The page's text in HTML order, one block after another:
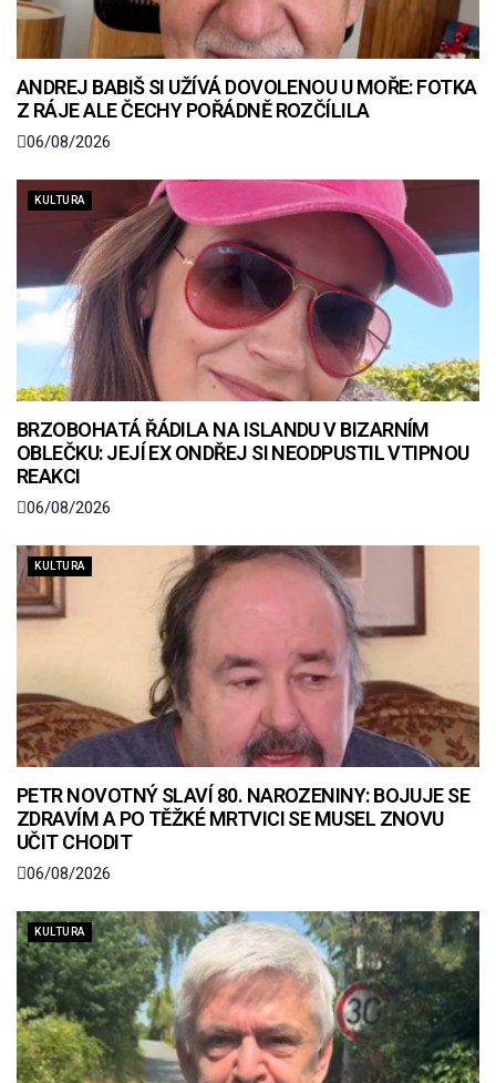
ANDREJ BABIŠ SI UŽÍVÁ DOVOLENOU U MOŘE: FOTKA
Z RÁJE ALE ČECHY POŘÁDNĚ ROZČÍLILA
06/08/2026
KULTURA
BRZOBOHATÁ ŘÁDILA NA ISLANDU V BIZARNÍM
OBLEČKU: JEJÍ EX ONDŘEJ SI NEODPUSTIL VTIPNOU
REAKCI
06/08/2026
KULTURA
PETR NOVOTNÝ SLAVÍ 80. NAROZENINY: BOJUJE SE
ZDRAVÍM A PO TĚŽKÉ MRTVICI SE MUSEL ZNOVU
UČIT CHODIT
06/08/2026
KULTURA